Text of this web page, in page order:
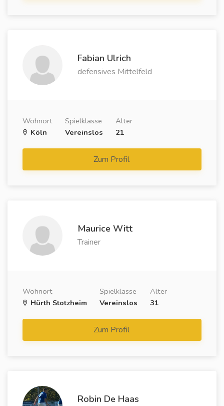
Fabian Ulrich
defensives Mittelfeld
Wohnort
Köln
Spielklasse
Vereinslos
Alter
21
Zum Profil
Maurice Witt
Trainer
Wohnort
Hürth Stotzheim
Spielklasse
Vereinslos
Alter
31
Zum Profil
Robin De Haas